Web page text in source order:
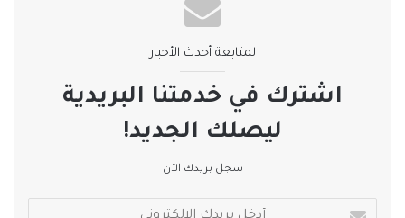
لمتابعة أحدث الأخبار
اشترك في خدمتنا البريدية
ليصلك الجديد!
سجل بريدك الآن